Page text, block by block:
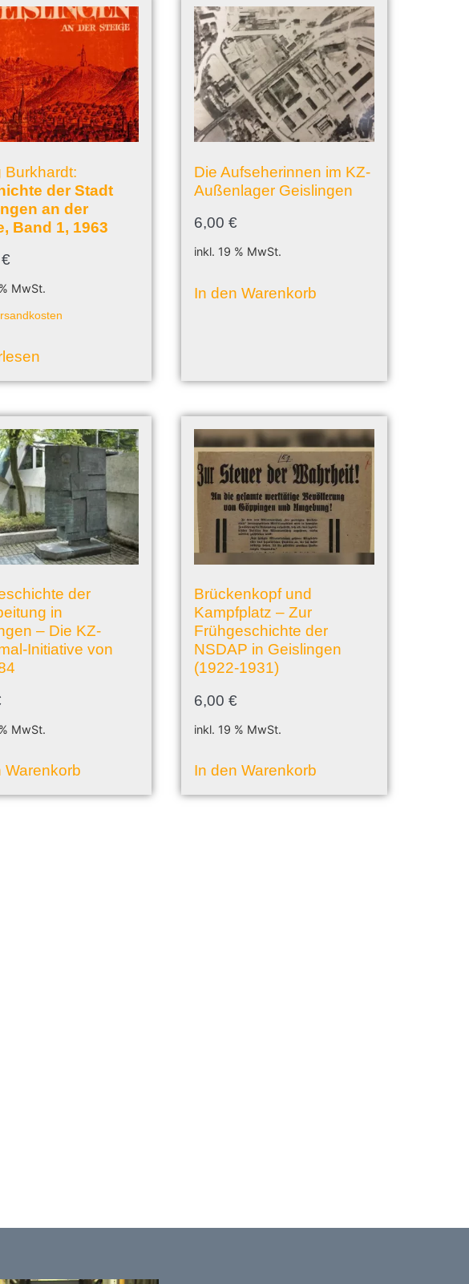
Burkhardt:
der Stadt
an der
Band 1, 1963
€
MwSt.
Die Aufseherinnen im KZ-
Außenlager Geislingen
6,00 €
inkl. 19 % MwSt.
In den Warenkorb
der
in
– Die KZ-
Initiative von
MwSt.
Warenkorb
Brückenkopf und
Kampfplatz – Zur
Frühgeschichte der
NSDAP in Geislingen
(1922-1931)
6,00 €
inkl. 19 % MwSt.
In den Warenkorb